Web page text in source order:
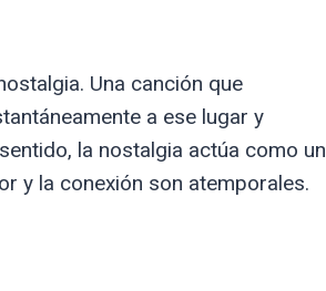
Una canción que
a ese lugar y
la nostalgia actúa como un
y la conexión son atemporales.